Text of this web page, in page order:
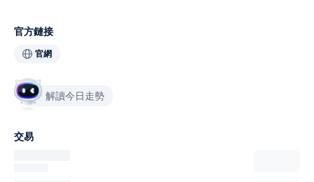
官方鏈接
官網
解讀今日走勢
交易